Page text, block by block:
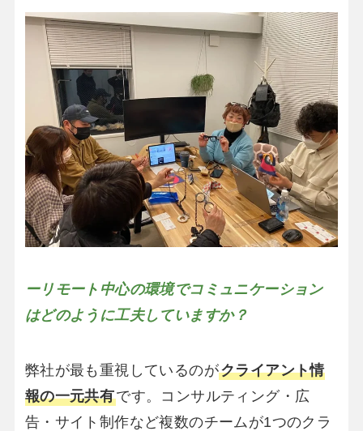
ーリモート中心の環境でコミュニケーション
はどのように工夫していますか？
弊社が最も重視しているのがクライアント情
報の一元共有です。コンサルティング・広
告・サイト制作など複数のチームが1つのクラ